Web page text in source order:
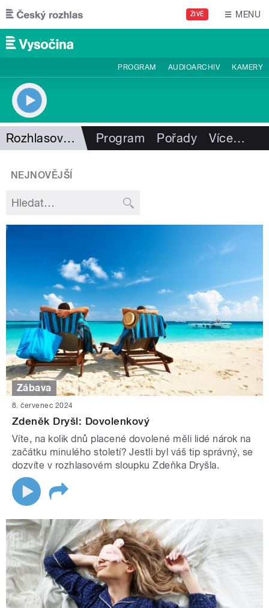
Přejít k hlavnímu obsahu
ŽIVĚ MENU
PROGRAM AUDIOARCHIV KAMERY
Rozhlasový sloupek Program Pořady Více…
NEJNOVĚJŠÍ
Zábava
8. červenec 2024
Zdeněk Dryšl: Dovolenkový
Víte, na kolik dnů placené dovolené měli lidé nárok na
začátku minulého století? Jestli byl váš tip správný, se
dozvíte v rozhlasovém sloupku Zdeňka Dryšla.